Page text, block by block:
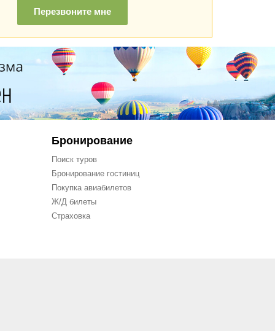
Перезвоните мне
Бронирование
Поиск туров
Бронирование гостиниц
Покупка авиабилетов
Ж/Д билеты
Страховка